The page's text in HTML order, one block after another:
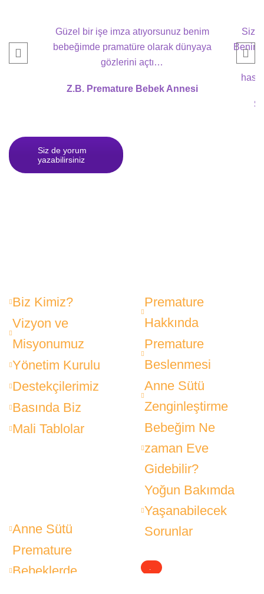
Güzel bir işe imza atıyorsunuz benim
bebeğimde pramatüre olarak dünyaya
gözlerini açtı…
Z.B. Premature Bebek Annesi
Benim
Siz de yorum
yazabilirsiniz
Biz Kimiz?
Vizyon ve
Misyonumuz
Yönetim Kurulu
Destekçilerimiz
Basında Biz
Mali Tablolar
Anne Sütü
Premature
Bebeklerde
Premature
Hakkında
Premature
Beslenmesi
Anne Sütü
Zenginleştirme
Bebeğim Ne
zaman Eve
Gidebilir?
Yoğun Bakımda
Yaşanabilecek
Sorunlar
.